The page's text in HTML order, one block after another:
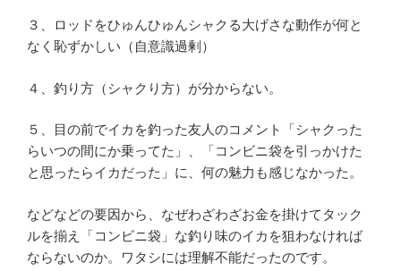
３、ロッドをひゅんひゅんシャクる大げさな動作が何と
なく恥ずかしい（自意識過剰）
４、釣り方（シャクり方）が分からない。
５、目の前でイカを釣った友人のコメント「シャクった
らいつの間にか乗ってた」、「コンビニ袋を引っかけた
と思ったらイカだった」に、何の魅力も感じなかった。
などなどの要因から、なぜわざわざお金を掛けてタック
ルを揃え「コンビニ袋」な釣り味のイカを狙わなければ
ならないのか。ワタシには理解不能だったのです。